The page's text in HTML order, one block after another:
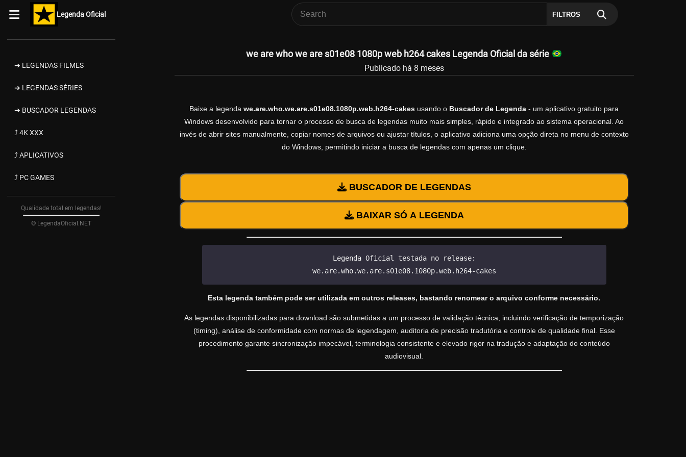
Legenda Oficial FILTROS
➔ LEGENDAS FILMES
➔ LEGENDAS SÉRIES
➔ BUSCADOR LEGENDAS
⤴ 4K XXX
⤴ APLICATIVOS
⤴ PC GAMES
Qualidade total em legendas!
© LegendaOficial.NET
we are who we are s01e08 1080p web h264 cakes Legenda Oficial da série
Publicado há 8 meses
Baixe a legenda we.are.who.we.are.s01e08.1080p.web.h264-cakes usando o Buscador de Legenda - um aplicativo gratuito para
Windows desenvolvido para tornar o processo de busca de legendas muito mais simples, rápido e integrado ao sistema operacional. Ao
invés de abrir sites manualmente, copiar nomes de arquivos ou ajustar títulos, o aplicativo adiciona uma opção direta no menu de contexto
do Windows, permitindo iniciar a busca de legendas com apenas um clique.
BUSCADOR DE LEGENDAS
BAIXAR SÓ A LEGENDA
Legenda Oficial testada no release:
we.are.who.we.are.s01e08.1080p.web.h264-cakes
Esta legenda também pode ser utilizada em outros releases, bastando renomear o arquivo conforme necessário.
As legendas disponibilizadas para download são submetidas a um processo de validação técnica, incluindo verificação de temporização
(timing), análise de conformidade com normas de legendagem, auditoria de precisão tradutória e controle de qualidade final. Esse
procedimento garante sincronização impecável, terminologia consistente e elevado rigor na tradução e adaptação do conteúdo
audiovisual.